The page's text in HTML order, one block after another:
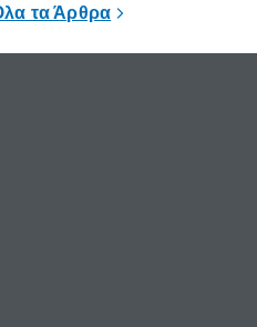
τα Άρθρα